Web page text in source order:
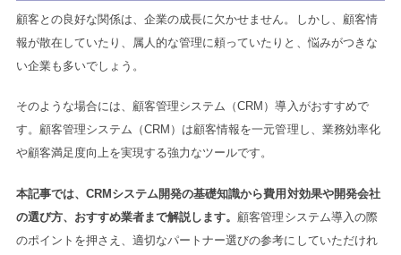
顧客との良好な関係は、企業の成長に欠かせません。しかし、顧客情
報が散在していたり、属人的な管理に頼っていたりと、悩みがつきな
い企業も多いでしょう。
そのような場合には、顧客管理システム（CRM）導入がおすすめで
す。顧客管理システム（CRM）は顧客情報を一元管理し、業務効率化
や顧客満足度向上を実現する強力なツールです。
本記事では、CRMシステム開発の基礎知識から費用対効果や開発会社
の選び方、おすすめ業者まで解説します。 顧客管理システム導入の際
のポイントを押さえ、適切なパートナー選びの参考にしていただけれ